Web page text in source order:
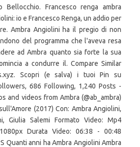
Bellocchio. Francesco renga ambra
io e Francesco Renga, un addio per
Ambra Angiolini ha il pregio di non
del programma che l'aveva resa
ad Ambra quanto sia forte la sua
a condurre il. Compare Similar
Scopri (e salva) i tuoi Pin su
686 Following, 1,240 Posts -
and videos from Ambra (@ab_ambra)
(2017) Con: Ambra Angiolini,
Giulia Salemi Formato Video: Mp4
Durata Video: 06:38 - 00:48
Quanti anni ha Ambra Angiolini Ambra